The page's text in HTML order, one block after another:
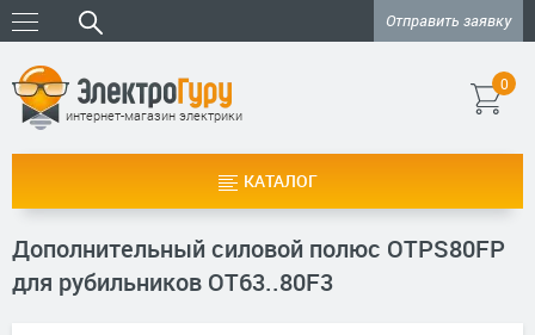
Отправить заявку
интернет-магазин электрики
0
КАТАЛОГ
Дополнительный силовой полюс OTPS80FP
для рубильников OT63..80F3